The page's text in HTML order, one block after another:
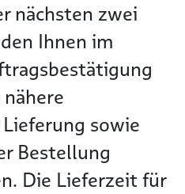
nächsten zwei
Ihnen im
sowie
Bestellung
Die Lieferzeit für